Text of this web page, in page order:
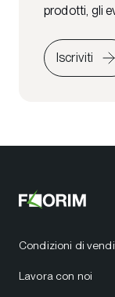
prodotti, gli
Iscriviti
Condizioni di
Lavora con noi